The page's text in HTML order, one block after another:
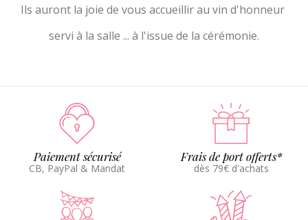
Ils auront la joie de vous accueillir au vin d'honneur
servi à la salle ... à l'issue de la cérémonie.
Paiement sécurisé
CB, PayPal & Mandat
Frais de port offerts*
dès 79€ d'achats